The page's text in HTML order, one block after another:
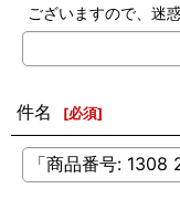
ございますので、迷
件名 [必須]